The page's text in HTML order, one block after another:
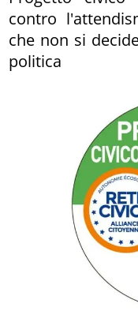
contro
che non si
politica